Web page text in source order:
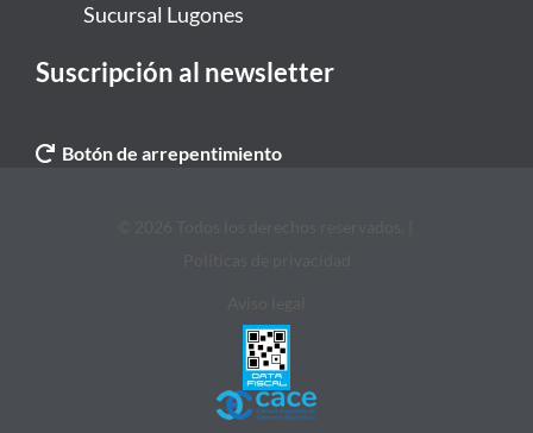
Sucursal Lugones
Suscripción al newsletter
Botón de arrepentimiento